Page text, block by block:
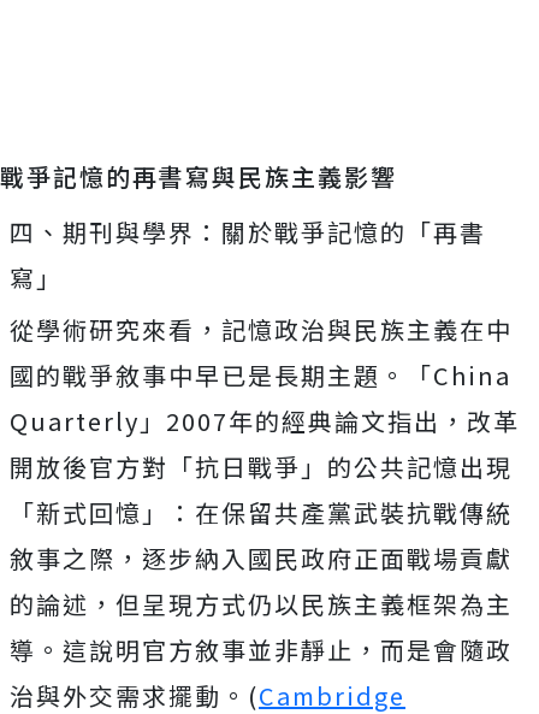
戰爭記憶的再書寫與民族主義影響
四、期刊與學界：關於戰爭記憶的「再書
寫」
從學術研究來看，記憶政治與民族主義在中
國的戰爭敘事中早已是長期主題。「China
Quarterly」2007年的經典論文指出，改革
開放後官方對「抗日戰爭」的公共記憶出現
「新式回憶」：在保留共產黨武裝抗戰傳統
敘事之際，逐步納入國民政府正面戰場貢獻
的論述，但呈現方式仍以民族主義框架為主
導。這說明官方敘事並非靜止，而是會隨政
治與外交需求擺動。(Cambridge